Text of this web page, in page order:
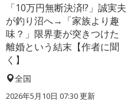
「10万円無断決済!?」誠実夫
が釣り沼へ→「家族より趣
味？」限界妻が突きつけた
離婚という結末【作者に聞
く】
全国
2026年5月10日 07:30 更新